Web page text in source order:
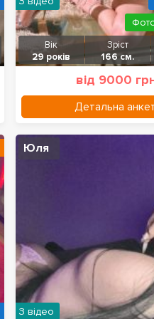
Вік
29 років
Зріст
166 см.
від 9000
Детальна
Юля
З відео